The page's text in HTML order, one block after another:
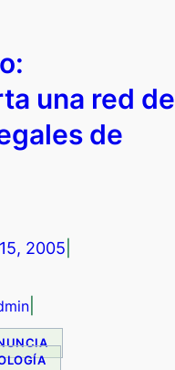
una red de
de
2005